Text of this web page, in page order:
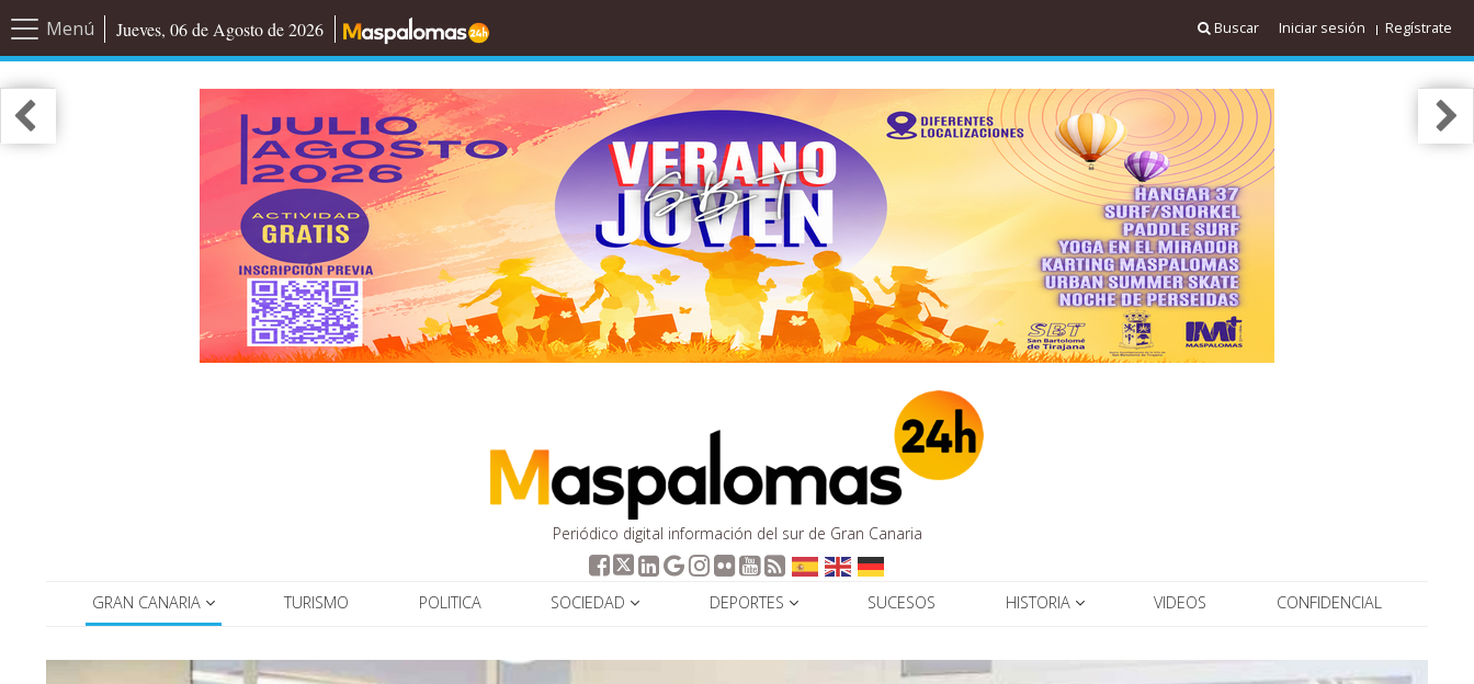
Menú Jueves, 06 de Agosto de 2026 Buscar Iniciar sesión Regístrate
Periódico digital información del sur de Gran Canaria
GRAN CANARIA TURISMO POLITICA SOCIEDAD DEPORTES SUCESOS HISTORIA VIDEOS CONFIDENCIAL